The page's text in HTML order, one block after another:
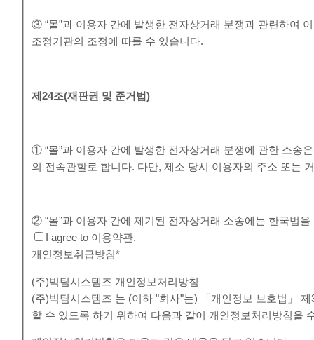
③ “몰”과 이용자 간에 발생한 전자상거래 분쟁과 관련하여
조정기관의 조정에 따를 수 있습니다.
제24조(재판권 및 준거법)
① “몰”과 이용자 간에 발생한 전자상거래 분쟁에 관한 소송
의 전속관할로 합니다. 다만, 제소 당시 이용자의 주소 또는
② “몰”과 이용자 간에 제기된 전자상거래 소송에는 한국법을
I agree to 이용약관.
개인정보취급방침*
(주)빅팀시스템즈 개인정보처리방침
(주)빅팀시스템즈 는 (이하 "회사"는) 「개인정보 보호법」
할 수 있도록 하기 위하여 다음과 같이 개인정보처리방침을